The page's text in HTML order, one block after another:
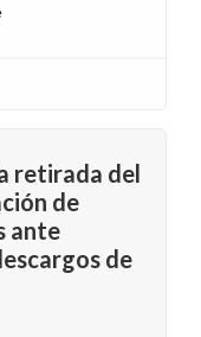
retirada del
de
ante
de